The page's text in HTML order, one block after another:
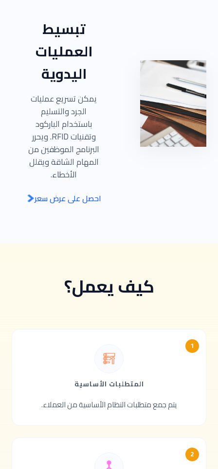
تبسيط
العمليات
اليدوية
يمكن تسريع عمليات
الجرد والتسليم
باستخدام الباركود
وتقنيات RFID. ويحرر
البرنامج الموظفين من
المهام الشاقة ويقلل
الأخطاء.
احصل على عرض سعر
كيف يعمل؟
المتطلبات الأساسية
1
يتم جمع متطلبات النظام الأساسية من العملاء.
2